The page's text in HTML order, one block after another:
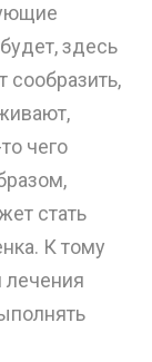
здесь
чего
стать
К тому
лечения